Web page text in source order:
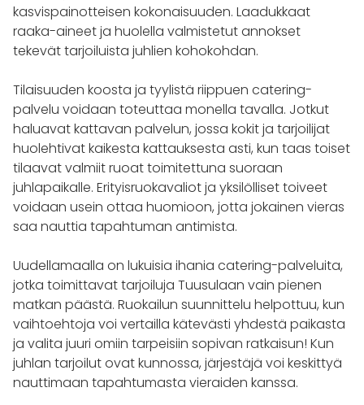
kasvispainotteisen kokonaisuuden. Laadukkaat
raaka-aineet ja huolella valmistetut annokset
tekevät tarjoiluista juhlien kohokohdan.
Tilaisuuden koosta ja tyylistä riippuen catering-
palvelu voidaan toteuttaa monella tavalla. Jotkut
haluavat kattavan palvelun, jossa kokit ja tarjoilijat
huolehtivat kaikesta kattauksesta asti, kun taas toiset
tilaavat valmiit ruoat toimitettuna suoraan
juhlapaikalle. Erityisruokavaliot ja yksilölliset toiveet
voidaan usein ottaa huomioon, jotta jokainen vieras
saa nauttia tapahtuman antimista.
Uudellamaalla on lukuisia ihania catering-palveluita,
jotka toimittavat tarjoiluja Tuusulaan vain pienen
matkan päästä. Ruokailun suunnittelu helpottuu, kun
vaihtoehtoja voi vertailla kätevästi yhdestä paikasta
ja valita juuri omiin tarpeisiin sopivan ratkaisun! Kun
juhlan tarjoilut ovat kunnossa, järjestäjä voi keskittyä
nauttimaan tapahtumasta vieraiden kanssa.